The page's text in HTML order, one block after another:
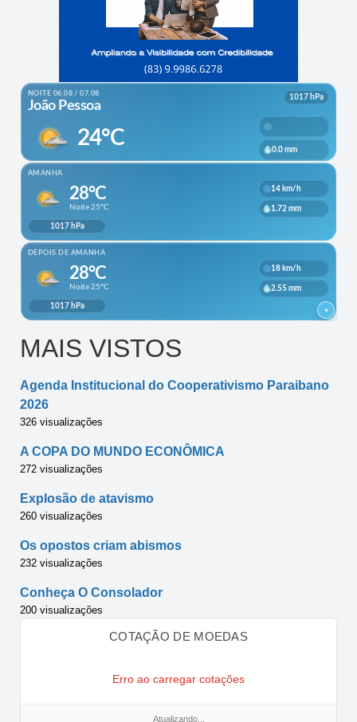
MAIS VISTOS
Agenda Institucional do Cooperativismo Paraibano
2026
326 visualizações
A COPA DO MUNDO ECONÔMICA
272 visualizações
Explosão de atavismo
260 visualizações
Os opostos criam abismos
232 visualizações
Conheça O Consolador
200 visualizações
COTAÇÃO DE MOEDAS
Erro ao carregar cotações
Atualizando...